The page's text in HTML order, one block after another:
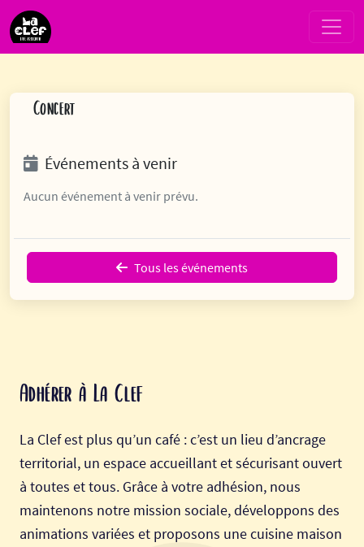
Passer au contenu
Navigation principale
Concert
Événements à venir
Aucun événement à venir prévu.
Tous les événements
Adhérer à La Clef
La Clef est plus qu’un café : c’est un lieu d’ancrage
territorial, un espace accueillant et sécurisant ouvert
à toutes et tous. Grâce à votre adhésion, nous
maintenons notre mission sociale, développons des
animations variées et proposons une cuisine maison